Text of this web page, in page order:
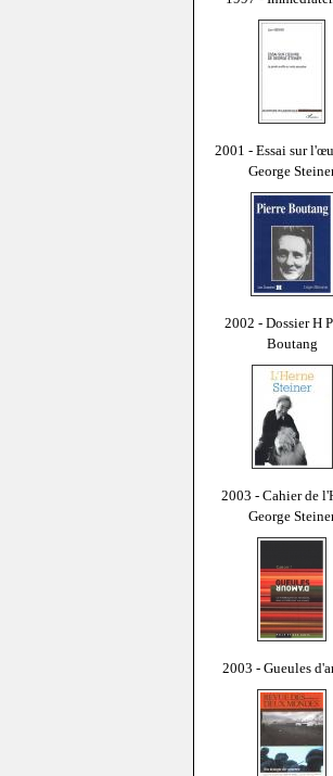
2001 - Essai sur
George
2002 - Dossier H
Boutang
2003 - Cahier de
George
2003 - Gueules